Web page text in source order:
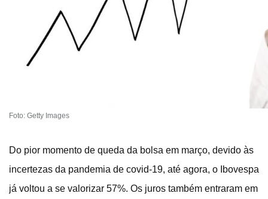
Foto: Getty Images
Do pior momento de queda da bolsa em março, devido às
incertezas da pandemia de covid-19, até agora, o Ibovespa
já voltou a se valorizar 57%. Os juros também entraram em